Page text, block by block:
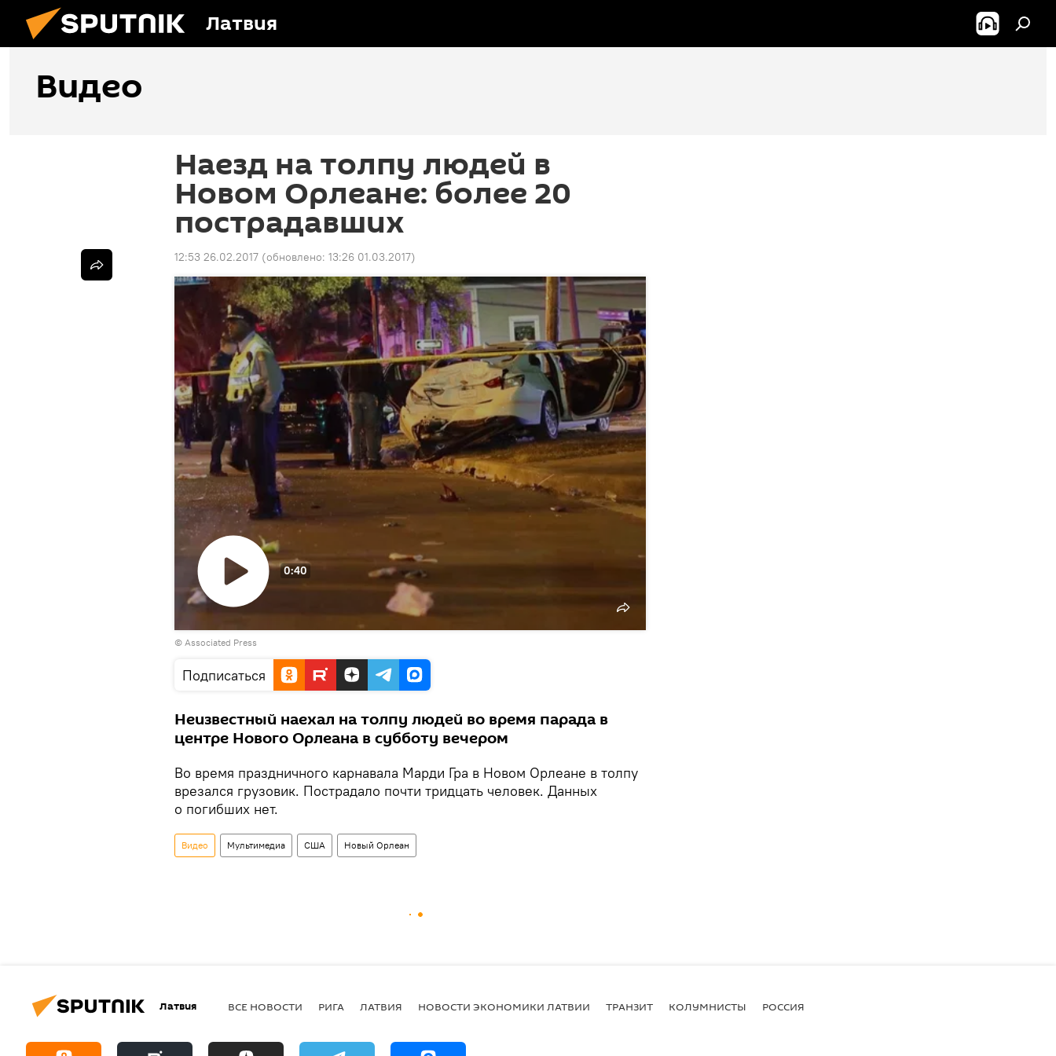
Латвия
Видео
Наезд на толпу людей в
Новом Орлеане: более 20
пострадавших
12:53 26.02.2017 (обновлено: 13:26 01.03.2017)
Воспроизвести
видео
0:40
© Associated Press
Подписаться
Неизвестный наехал на толпу людей во время парада в
центре Нового Орлеана в субботу вечером
Во время праздничного карнавала Марди Гра в Новом Орлеане в толпу
врезался грузовик. Пострадало почти тридцать человек. Данных
о погибших нет.
Видео Мультимедиа США Новый Орлеан
Латвия ВСЕ НОВОСТИ РИГА ЛАТВИЯ НОВОСТИ ЭКОНОМИКИ ЛАТВИИ ТРАНЗИТ КОЛУМНИСТЫ РОССИЯ